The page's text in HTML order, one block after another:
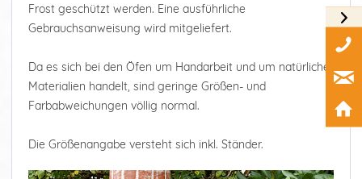
Frost geschützt werden. Eine ausführliche
Gebrauchsanweisung wird mitgeliefert.
Da es sich bei den Öfen um Handarbeit und um natürliche
Materialien handelt, sind geringe Größen- und
Farbabweichungen völlig normal.
Die Größenangabe versteht sich inkl. Ständer.